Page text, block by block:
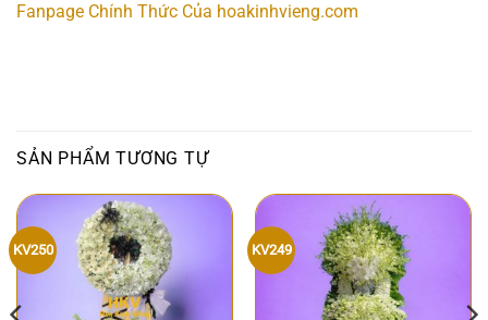
Fanpage Chính Thức Của hoakinhvieng.com
SẢN PHẨM TƯƠNG TỰ
KV250 KV249